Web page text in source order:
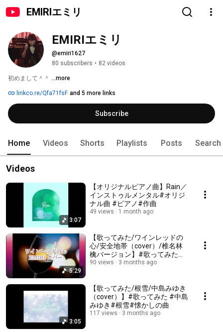
EMIRIエミリ
EMIRIエミリ
@emiri1627
80 subscribers • 82 videos
初めまして＾＾ ...more
linkco.re/Qfa71fsF and 5 more links
Subscribe
Home Videos Shorts Playlists Posts Search
Videos
3:07
【オリジナルピアノ曲】Rain／
インストゥルメンタル#オリジ
ナル曲 #ピアノ#作曲
49 views 1 month ago
5:29
【歌ってみた/ワインレッドの
心/安全地帯（cover）/椎名林
檎バージョン】#歌ってみた
#mesinging #ワインレッドの
90 views 3 months ago
3:05
【歌ってみた/根雪/中島みゆき
（cover）】#歌ってみた #中島
みゆき#根雪#懐かしの曲
117 views 3 months ago